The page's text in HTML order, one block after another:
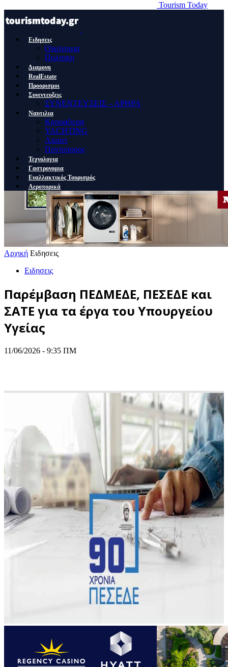
Tourism Today
Ειδησεις
Οικονομια
Πολιτικη
Διαμονη
RealEstate
Προορισμοι
Συνεντευξεις
ΣΥΝΕΝΤΕΥΞΕΙΣ – ΑΡΘΡΑ
Ναυτιλια
Κρουαζιερα
YACHTING
Λιμανι
Ποντοπορος
Τεχνολογια
Γαστρονομια
Εναλλακτικός Τουρισμός
Αεροπορικά
Αρχική Ειδησεις
Ειδησεις
Παρέμβαση ΠΕΔΜΕΔΕ, ΠΕΣΕΔΕ και
ΣΑΤΕ για τα έργα του Υπουργείου
Υγείας
11/06/2026 - 9:35 ΠΜ